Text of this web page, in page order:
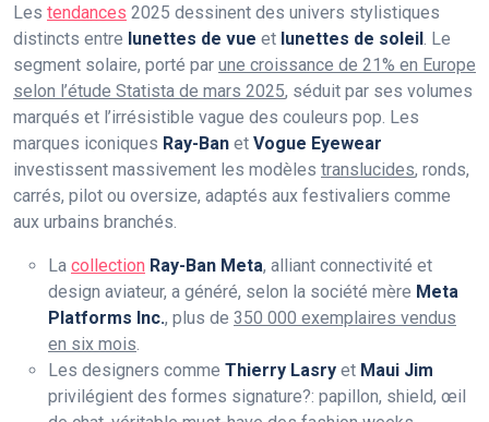
Les tendances 2025 dessinent des univers stylistiques
distincts entre lunettes de vue et lunettes de soleil . Le
segment solaire, porté par une croissance de 21% en Europe
selon l’étude Statista de mars 2025, séduit par ses volumes
marqués et l’irrésistible vague des couleurs pop. Les
marques iconiques Ray-Ban et Vogue Eyewear
investissent massivement les modèles translucides, ronds,
carrés, pilot ou oversize, adaptés aux festivaliers comme
aux urbains branchés.
La collection Ray-Ban Meta, alliant connectivité et
design aviateur, a généré, selon la société mère Meta
Platforms Inc., plus de 350 000 exemplaires vendus
en six mois
Les designers comme Thierry Lasry et Maui Jim
privilégient des formes signature?: papillon, shield, œil